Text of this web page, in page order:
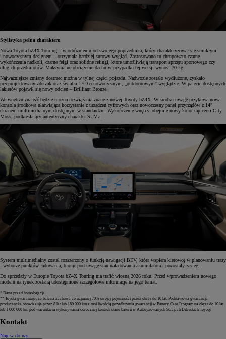
Stylistyka pełna charakteru
Nowa Toyota bZ4X Touring – w odróżnieniu od swojego poprzednika, który charakteryzował się smukłym
i nowoczesnym designem – otrzymała bardziej surowy wygląd. Zastosowano tu chropowato-czarne
wykończenia nadkoli, czarne felgi oraz solidne relingi, które umożliwiają transport sprzętu sportowego czy
długich przedmiotów. Maksymalne obciążenie dachu w przypadku tej wersji wynosi 70 kg.
Najważniejsze zmiany dostrzec można w tylnej części pojazdu. Nadwozie zostało wydłużone, zyskało
przeprojektowany zderzak oraz światła LED o nowoczesnym, „outdoorowym" wyglądzie. W palecie dostępnych
lakierów pojawił się nowy odcień – Brilliant Bronze.
We wnętrzu znaleźć będzie można rozwiązania znane z nowej Toyoty bZ4X. W środku uwagę przykuwa nowa
konsola środkowa ułatwiająca korzystanie z urządzeń cyfrowych oraz nowoczesny panel przyrządów z 14"
ekranem multimedialnym dostępnym w standardzie. Wykończenie wnętrza obejmie nowy kolor tapicerki City
Moss, podkreślający autentyczny charakter SUV-a.
System multimedialny został rozszerzony o funkcję nawigacji BEV, która wspiera kierowcę w planowaniu trasy
i wyborze punktów ładowania, biorąc pod uwagę stan naładowania akumulatora i pozostały zasięg.
Do sprzedaży w Europie Toyota bZ4X Touring ma trafić wiosną 2026 roku. Przed wprowadzeniem nowego
modelu na rynek zostaną udostępnione szczegółowe informacje na jego temat.
* Dane przed homologacją.
** Toyota gwarantuje, że bateria zachowa co najmniej 70% swojej pojemności przez okres do 10 lat. Podstawowa gwarancja
producencka obowiązuje przez 8 lat lub 160 000 km z możliwością przedłużenia gwarancji w Battery Care Program na okres do 10 lat
lub 1 000 000 km pod warunkiem wykonywania corocznej kontroli stanu baterii w Autoryzowanych Stacjach Dilerskich Toyoty.
Kontakt
Napisz do nas